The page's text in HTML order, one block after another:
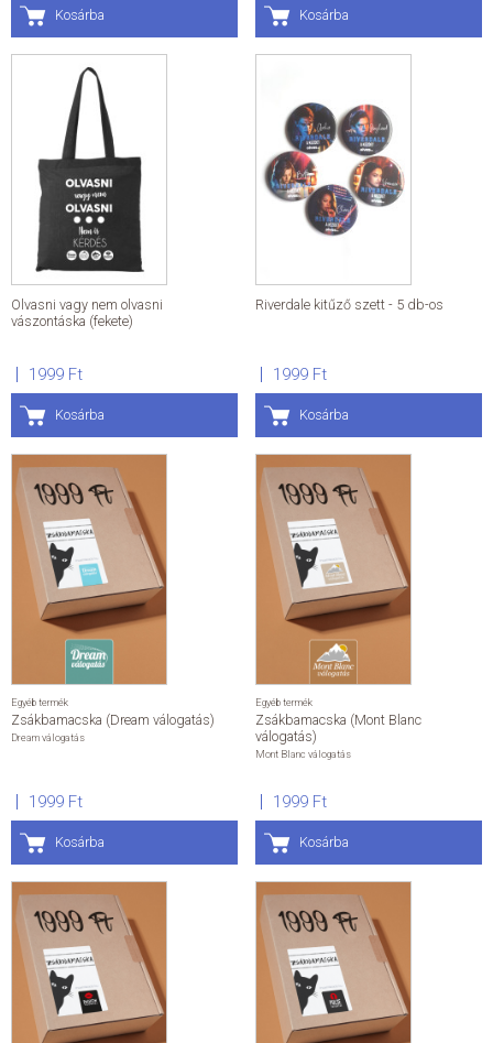
Kosárba Kosárba
Olvasni vagy nem olvasni
vászontáska (fekete)
1999 Ft
Kosárba
Riverdale kitűző szett - 5 db-os
1999 Ft
Kosárba
Egyéb termék
Zsákbamacska (Dream válogatás)
Dream válogatás
1999 Ft
Kosárba
Egyéb termék
Zsákbamacska (Mont Blanc
válogatás)
Mont Blanc válogatás
1999 Ft
Kosárba